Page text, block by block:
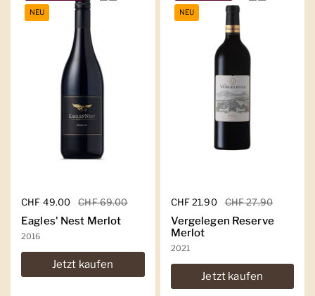
Regulärer Preis
CHF 49.00 Sale-Preis
CHF 69.00
Eagles' Nest Merlot
2016
Jetzt kaufen
NEU
Regulärer Preis
CHF 21.90 Sale-Preis
CHF 27.90
Vergelegen Reserve
Merlot
2021
Jetzt kaufen
NEU